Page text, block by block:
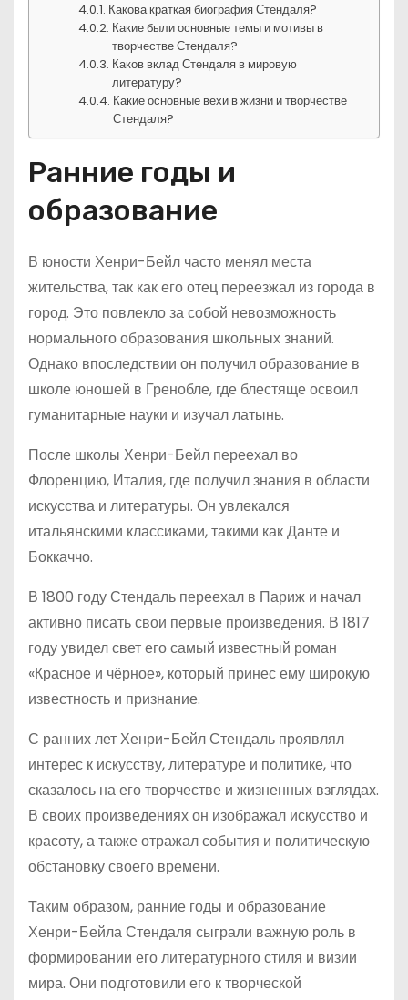
Какова краткая биография Стендаля?
Какие были основные темы и мотивы в
творчестве Стендаля?
Каков вклад Стендаля в мировую
литературу?
Какие основные вехи в жизни и творчестве
Стендаля?
Ранние годы и
образование
В юности Хенри-Бейл часто менял места
жительства, так как его отец переезжал из города в
город. Это повлекло за собой невозможность
нормального образования школьных знаний.
Однако впоследствии он получил образование в
школе юношей в Гренобле, где блестяще освоил
гуманитарные науки и изучал латынь.
После школы Хенри-Бейл переехал во
Флоренцию, Италия, где получил знания в области
искусства и литературы. Он увлекался
итальянскими классиками, такими как Данте и
Боккаччо.
В 1800 году Стендаль переехал в Париж и начал
активно писать свои первые произведения. В 1817
году увидел свет его самый известный роман
«Красное и чёрное», который принес ему широкую
известность и признание.
С ранних лет Хенри-Бейл Стендаль проявлял
интерес к искусству, литературе и политике, что
сказалось на его творчестве и жизненных взглядах.
В своих произведениях он изображал искусство и
красоту, а также отражал события и политическую
обстановку своего времени.
Таким образом, ранние годы и образование
Хенри-Бейла Стендаля сыграли важную роль в
формировании его литературного стиля и визии
мира. Они подготовили его к творческой